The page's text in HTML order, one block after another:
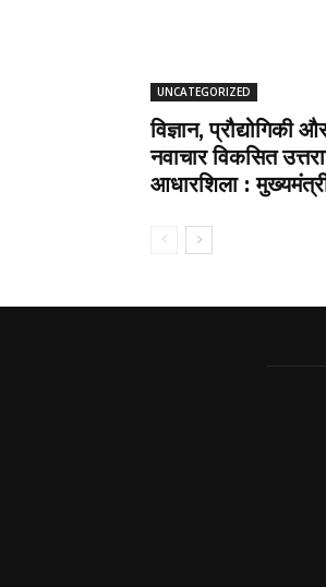
UNCATEGORIZED
विज्ञान, प्रौद्योगिकी
नवाचार विकसित
आधारशिला :